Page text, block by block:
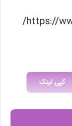
https://www.iribnews.ir/fa/news/5733241/
کپی لینک